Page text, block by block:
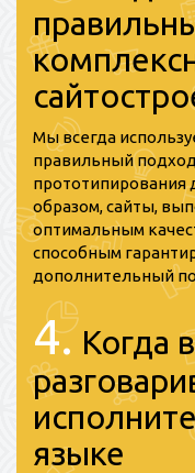
Мы всегда
правильный
прототипирования
образом, сайты,
оптимальным
способным
дополнительный
4. Когда
языке